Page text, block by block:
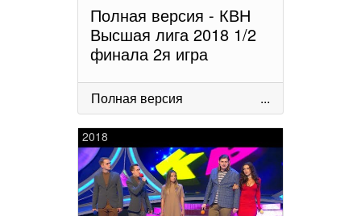
Полная версия - КВН
Высшая лига 2018 1/2
финала 2я игра
Полная версия ...
2018